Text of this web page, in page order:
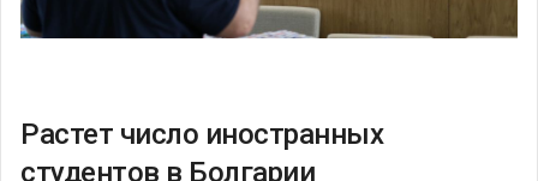
Растет число иностранных
студентов в Болгарии